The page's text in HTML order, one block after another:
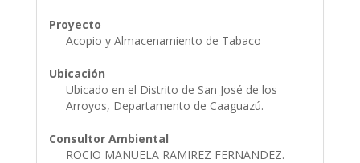
Proyecto
Acopio y Almacenamiento de Tabaco
Ubicación
Ubicado en el Distrito de San José de los
Arroyos, Departamento de Caaguazú.
Consultor Ambiental
ROCIO MANUELA RAMIREZ FERNANDEZ.